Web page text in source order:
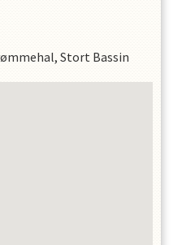
Stort Bassin